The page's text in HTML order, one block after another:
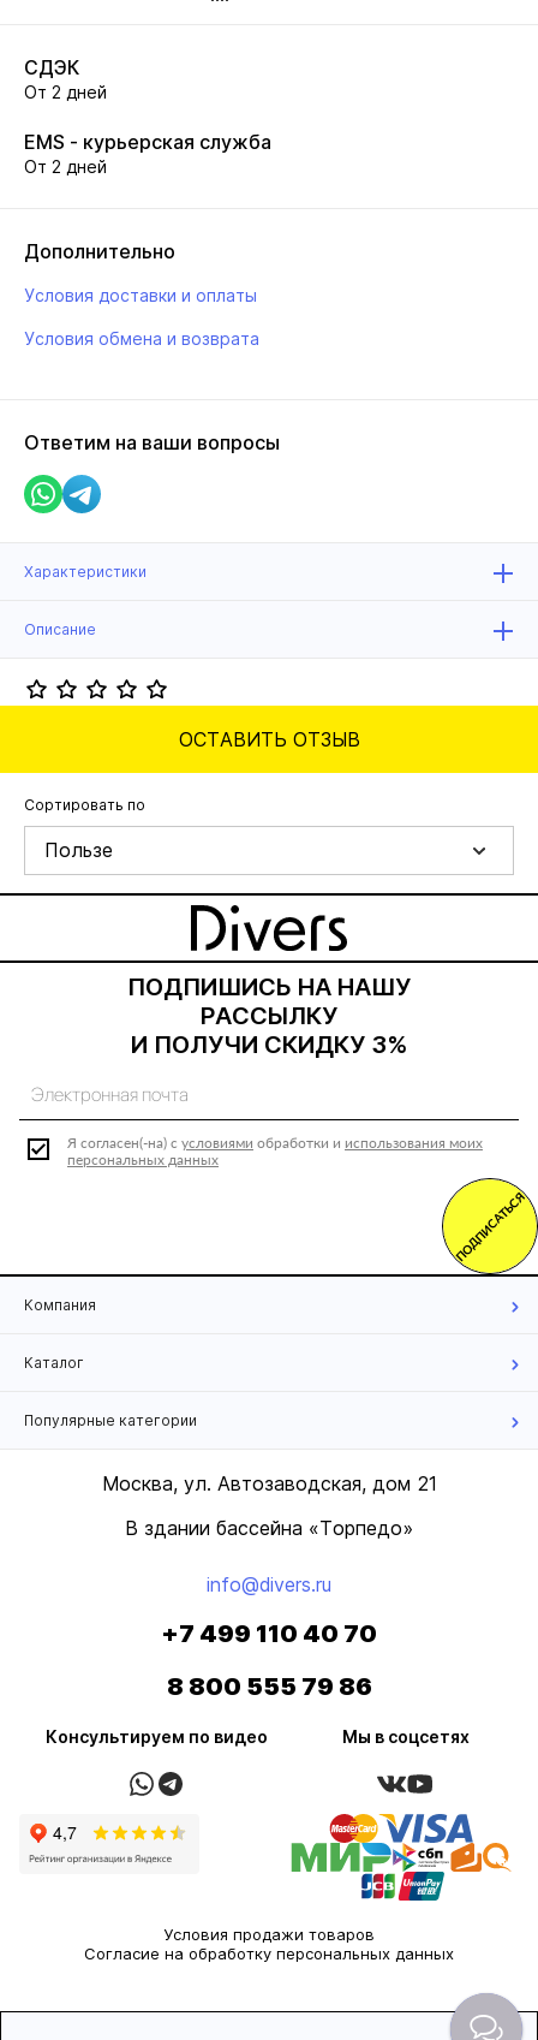
СДЭК
От 2 дней
EMS - курьерская служба
От 2 дней
Дополнительно
Условия доставки и оплаты
Условия обмена и возврата
Ответим на ваши вопросы
Характеристики
Описание
ОСТАВИТЬ ОТЗЫВ
Сортировать по
Пользе
ПОДПИШИСЬ НА НАШУ
РАССЫЛКУ
И ПОЛУЧИ СКИДКУ 3%
Я согласен(-на) с условиями обработки и использования моих
персональных данных
ПОДПИСАТЬСЯ
Компания
Каталог
Популярные категории
Москва, ул. Автозаводская, дом 21
В здании бассейна «Торпедо»
info@divers.ru
Консультируем по видео Мы в соцсетях
+7 499 110 40 70
8 800 555 79 86
Условия продажи товаров
Согласие на обработку персональных данных